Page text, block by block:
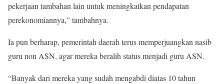
pekerjaan tambahan lain untuk meningkatkan pendapatan
perekonomiannya,” tambahnya.
Ia pun berharap, pemerintah daerah terus memperjuangkan nasib
guru non ASN, agar mereka beralih status menjadi guru ASN.
“Banyak dari mereka yang sudah mengabdi diatas 10 tahun